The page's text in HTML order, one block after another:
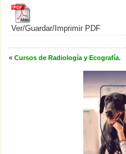
Ver/Guardar/Imprimir PDF
« Cursos de Radiología y Ecografía.